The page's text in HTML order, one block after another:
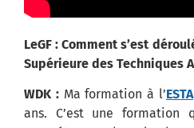
LeGF : Comment s’est
Supérieure des Techniques
WDK :Ma formation à l’ESTA
ans. C’est une